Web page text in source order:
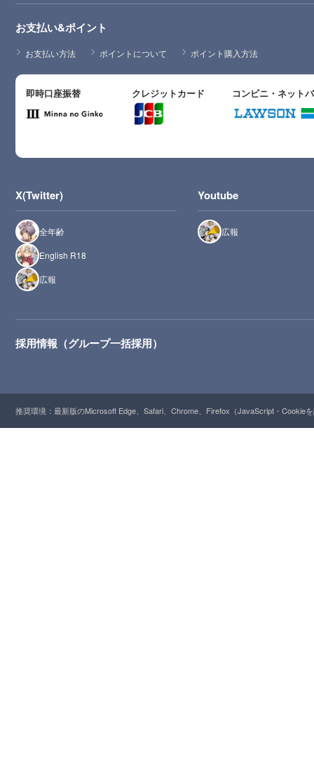
お支払い&ポイント
お支払い方法 ポイントについて ポイント購入方法
即時口座振替 クレジットカード コンビニ・ネット
X(Twitter)
全年齢
English R18
広報
Youtube
広報
採用情報（グループ一括採用）
推奨環境：最新版のMicrosoft Edge、Safari、Chrome、Firefox（JavaScript・Cookie